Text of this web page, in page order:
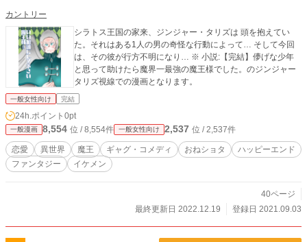
カントリー
シラトス王国の家来、ジンジャー・タリズは 頭を抱えてい
た。それはある1人の男の奇怪な行動によって… そして今回
は、その彼が行方不明になり… ※ 小説:【完結】儚げな少年
と思って助けたら魔界一最強の魔王様でした。のジンジャー
タリズ視線での漫画となります。
一般女性向け 完結
24h.ポイント 0pt
一般漫画 8,554 位 / 8,554件 一般女性向け 2,537 位 / 2,537件
恋愛 異世界 魔王 ギャグ・コメディ おねショタ
ハッピーエンド
ファンタジー
イケメン
40ページ
最終更新日 2022.12.19
登録日 2021.09.03